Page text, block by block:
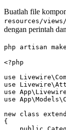
Buatlah file
resources/
dengan perintah
php artisan
<?php
use Livewire\
use Livewire\
use App\ Livewire
use App\Models\
new class
{